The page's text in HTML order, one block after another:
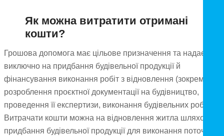
Як можна витратити отримані
кошти?
Грошова допомога має цільове призначення та надається
виключно на придбання будівельної продукції й
фінансування виконання робіт з відновлення (зокрема
розроблення проєктної документації на будівництво,
проведення її експертизи, виконання будівельних робіт).
Витрачати кошти можна на відновлення житла шляхом
придбання будівельної продукції для виконання поточного